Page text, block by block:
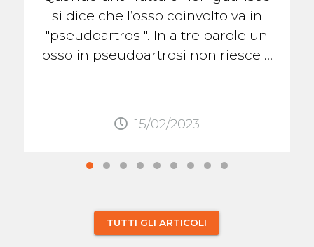
si dice che l’osso coinvolto va in
"pseudoartrosi". In altre parole un
osso in pseudoartrosi non riesce a
...
15/02/2023
TUTTI GLI ARTICOLI